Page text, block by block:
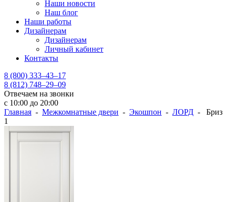
Наши новости
Наш блог
Наши работы
Дизайнерам
Дизайнерам
Личный кабинет
Контакты
8 (800) 333–43–17
8 (812) 748–29–09
Отвечаем на звонки
с 10:00 до 20:00
Главная - Межкомнатные двери - Экошпон - ЛОРД - Бриз
1